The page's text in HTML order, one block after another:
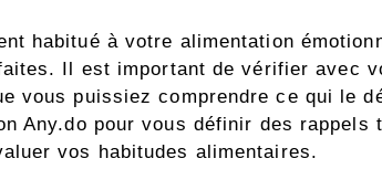
habitué à votre alimentation
Il est important de vérifier avec
vous puissiez comprendre ce qui le
Any.do pour vous définir des rappels
vos habitudes alimentaires.